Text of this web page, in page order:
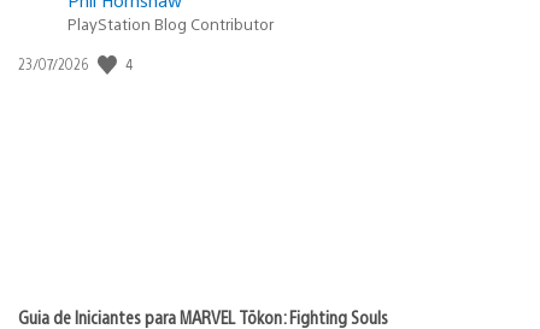
PlayStation Blog Contributor
Data
23/07/2026 4
Guia de Iniciantes para MARVEL Tōkon: Fighting Souls